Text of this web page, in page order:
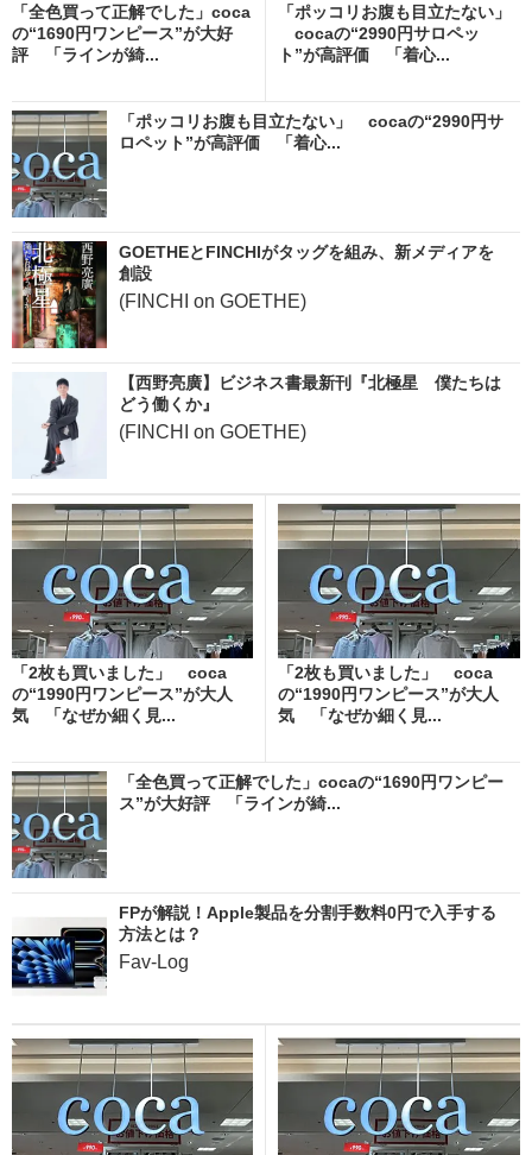
「全色買って正解でした」coca
の“1690円ワンピース”が大好
評 「ラインが綺...
「ポッコリお腹も目立たない」
cocaの“2990円サロペッ
ト”が高評価 「着心...
「ポッコリお腹も目立たない」 cocaの“2990円サ
ロペット”が高評価 「着心...
GOETHEとFINCHIがタッグを組み、新メディアを
創設
(FINCHI on GOETHE)
【西野亮廣】ビジネス書最新刊『北極星 僕たちは
どう働くか』
(FINCHI on GOETHE)
「2枚も買いました」 coca
の“1990円ワンピース”が大人
気 「なぜか細く見...
「2枚も買いました」 coca
の“1990円ワンピース”が大人
気 「なぜか細く見...
「全色買って正解でした」cocaの“1690円ワンピー
ス”が大好評 「ラインが綺...
FPが解説！Apple製品を分割手数料0円で入手する
方法とは？
Fav-Log